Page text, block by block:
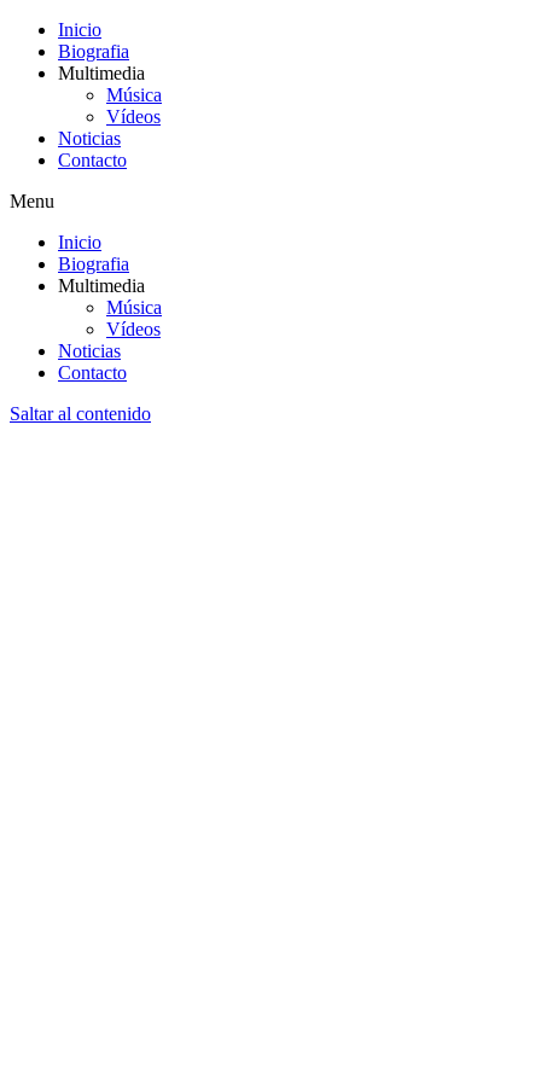
Inicio
Biografia
Multimedia
Música
Vídeos
Noticias
Contacto
Menu
Inicio
Biografia
Multimedia
Música
Vídeos
Noticias
Contacto
Saltar al contenido